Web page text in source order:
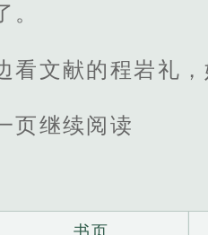
。
看文献的程岩礼，
页继续阅读